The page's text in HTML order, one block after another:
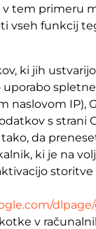
v tem primeru
vseh funkcij
ki jih
uporabo
naslovom IP),
s strani
da
ki je na
storitve
v